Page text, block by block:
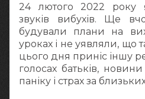
24 лютого 2022 року
звуків вибухів. Ще
будували плани на
уроках і не уявляли, що
цього дня приніс іншу
голосах батьків,
паніку і страх за